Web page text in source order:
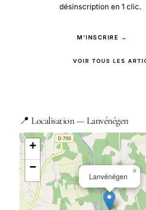
désinscription en 1 clic.
M'INSCRIRE →
VOIR TOUS LES
📍 Localisation — Lanvénégen
Lanvénégen
×
+
−